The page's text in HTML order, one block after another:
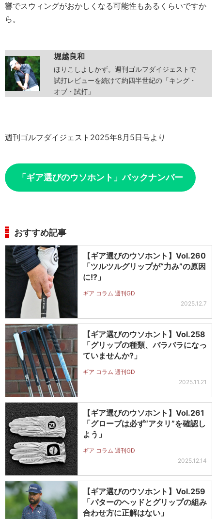
響でスウィングがおかしくなる可能性もあるくらいですか
ら。
堀越良和
ほりこしよしかず。週刊ゴルフダイジェストで
試打レビューを続けて約四半世紀の「キング・
オブ・試打」
週刊ゴルフダイジェスト2025年8月5日号より
「ギア選びのウソホント」バックナンバー
おすすめ記事
【ギア選びのウソホント】Vol.260
「ツルツルグリップが“力み”の原因
に!?」
ギア コラム 週刊GD
2025.12.7
【ギア選びのウソホント】Vol.258
「グリップの種類、バラバラになっ
ていませんか?」
ギア コラム 週刊GD
2025.11.21
【ギア選びのウソホント】Vol.261
「グローブは必ず“アタリ”を確認し
よう」
ギア コラム 週刊GD
2025.12.14
【ギア選びのウソホント】Vol.259
「パターのヘッドとグリップの組み
合わせ方に正解はない」